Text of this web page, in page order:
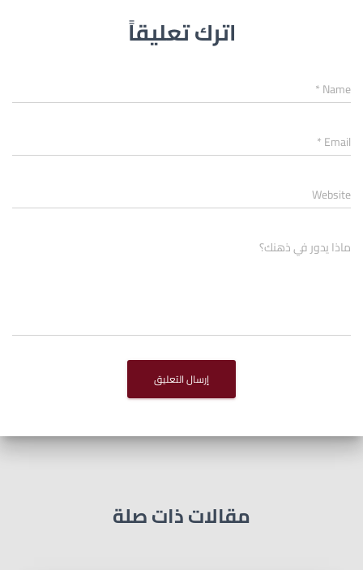
اترك تعليقاً
Name
*
Email
*
Website
ماذا يدور في ذهنك؟
مقالات ذات صلة